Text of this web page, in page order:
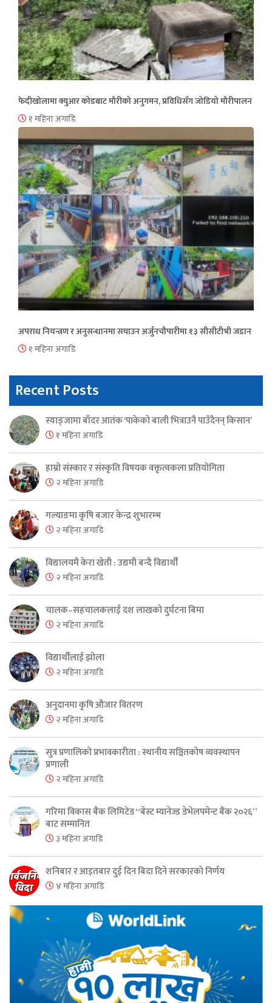
फेदीखोलामा क्युआर कोडबाट मौरीको अनुगमन, प्रविधिसँग जोडियो मौरीपालन
१ महिना अगाडि
अपराध नियन्त्रण र अनुसन्धानमा सघाउन अर्जुनचौपारीमा १३ सीसीटीभी जडान
१ महिना अगाडि
Recent Posts
स्याङ्जामा बाँदर आतंक ‘पाकेको बाली भित्राउनै पाउँदैनन् किसान’
१ महिना अगाडि
हाम्रो संस्कार र संस्कृति विषयक वक्तृत्वकला प्रतियोगिता
२ महिना अगाडि
गल्याङमा कृषि बजार केन्द्र शुभारम्भ
२ महिना अगाडि
विद्यालयमै केरा खेती : उद्यमी बन्दै विद्यार्थी
२ महिना अगाडि
चालक–सहचालकलाई दश लाखको दुर्घटना बिमा
२ महिना अगाडि
विद्यार्थीलाई झोला
२ महिना अगाडि
अनुदानमा कृषि औजार वितरण
२ महिना अगाडि
सुत्र प्रणालिको प्रभावकारीता : स्थानीय सञ्चितकोष व्यवस्थापन
प्रणाली
२ महिना अगाडि
गरिमा विकास बैंक लिमिटेड “बेस्ट म्यानेज्ड डेभेलपमेन्ट बैंक २०२६”
बाट सम्मानित
३ महिना अगाडि
शनिबार र आइतबार दुई दिन बिदा दिने सरकारको निर्णय
४ महिना अगाडि